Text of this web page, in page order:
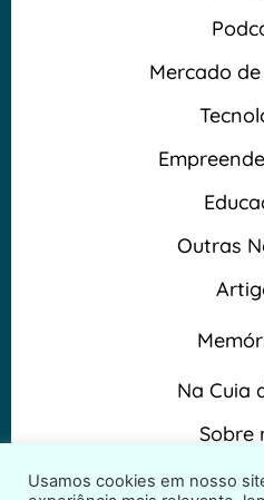
Mercado
Outras
Na Cuia
Sobre
Termos e
Usamos cookies em nosso